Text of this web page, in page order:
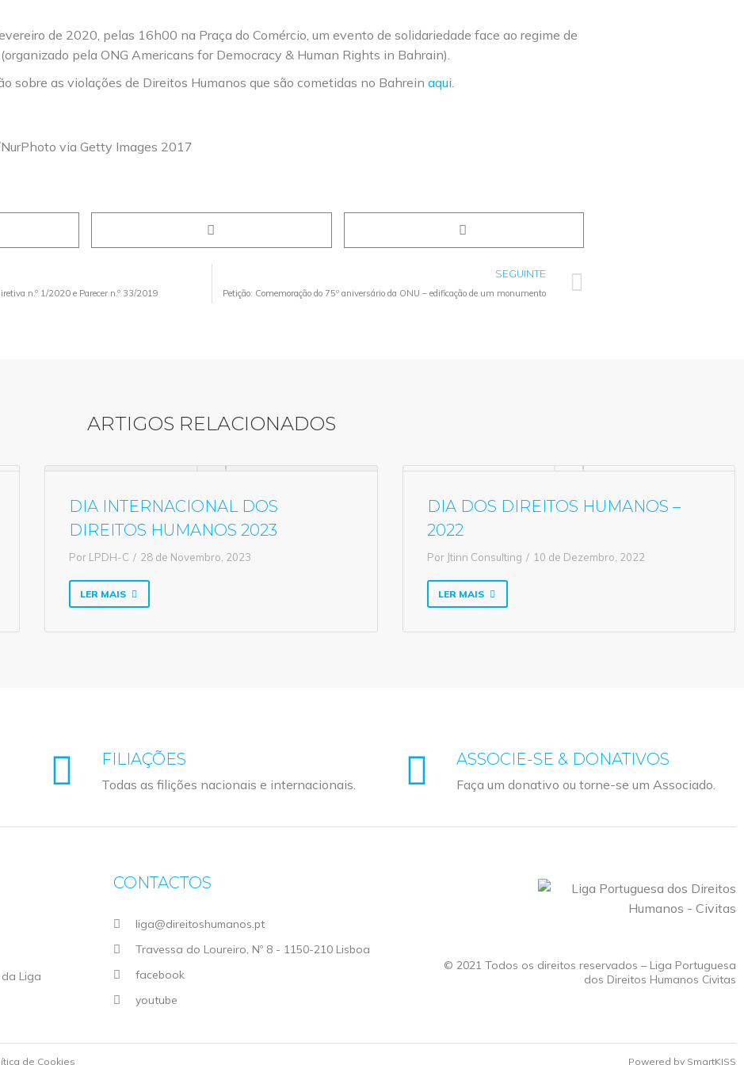
de 2020, pelas 16h00 na Praça do Comércio, um evento de solidariedade face ao regime de
pela ONG Americans for Democracy & Human Rights in Bahrain).
sobre as violações de Direitos Humanos que são cometidas no Bahrein aqui.
via Getty Images 2017
n.º 1/2020 e Parecer n.º 33/2019
SEGUINTE
Petição: Comemoração do 75º aniversário da ONU – edificação de um monumento
ARTIGOS RELACIONADOS
DIA INTERNACIONAL DOS
DIREITOS HUMANOS 2023
Por LPDH-C 28 de Novembro, 2023
LER MAIS
DIA DOS DIREITOS HUMANOS –
2022
Por Jtinn Consulting 10 de Dezembro, 2022
LER MAIS
FILIAÇÕES
Todas as filições nacionais e internacionais.
ASSOCIE-SE & DONATIVOS
Faça um donativo ou torne-se um Associado.
Liga
CONTACTOS
liga@direitoshumanos.pt
Travessa do Loureiro, Nº 8 - 1150-210 Lisboa
facebook
youtube
© 2021 Todos os direitos reservados – Liga Portuguesa
dos Direitos Humanos Civitas
de Cookies Powered by SmartKISS